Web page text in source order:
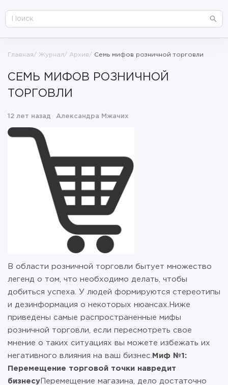
Главная Журнал Архив Семь мифов розничной торговли
СЕМЬ МИФОВ РОЗНИЧНОЙ
ТОРГОВЛИ
12 лет назад Александра Мжачих
В области розничной торговли бытует множество
легенд о том, что необходимо делать, чтобы
добиться успеха. У людей формируются стереотипы
и дезинформация о некоторых нюансах.Ниже
приведены самые распространенные мифы
розничной торговли, если пересмотреть свое
мнение о таких ситуациях вы можете избежать их
негативного влияния на ваш бизнес. Миф №1:
Перемещение торговой точки навредит
бизнесу Перемещение магазина, дело достаточно